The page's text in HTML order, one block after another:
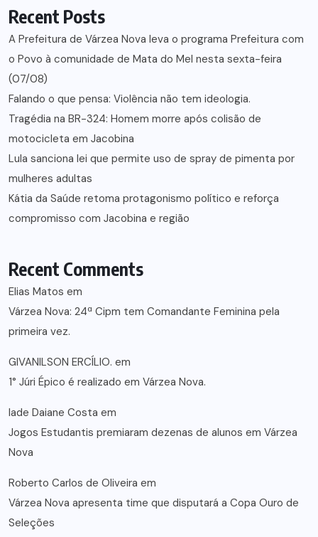
Recent Posts
A Prefeitura de Várzea Nova leva o programa Prefeitura com
o Povo à comunidade de Mata do Mel nesta sexta-feira
(07/08)
Falando o que pensa: Violência não tem ideologia.
Tragédia na BR-324: Homem morre após colisão de
motocicleta em Jacobina
Lula sanciona lei que permite uso de spray de pimenta por
mulheres adultas
Kátia da Saúde retoma protagonismo político e reforça
compromisso com Jacobina e região
Recent Comments
Elias Matos em
Várzea Nova: 24ª Cipm tem Comandante Feminina pela
primeira vez.
GIVANILSON ERCÍLIO. em
1° Júri Épico é realizado em Várzea Nova.
lade Daiane Costa em
Jogos Estudantis premiaram dezenas de alunos em Várzea
Nova
Roberto Carlos de Oliveira em
Várzea Nova apresenta time que disputará a Copa Ouro de
Seleções